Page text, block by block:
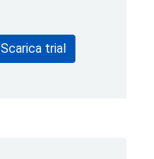
Scarica trial